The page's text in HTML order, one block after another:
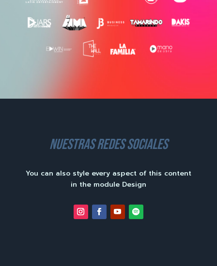
nuestras redes sociales
You can also style every aspect of this content
in the module Design